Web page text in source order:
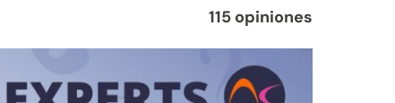
115 opiniones